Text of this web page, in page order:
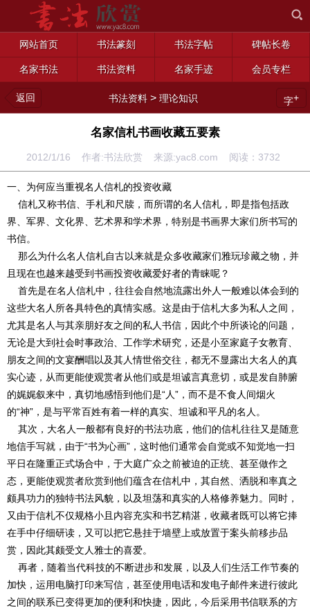
网站首页 书法篆刻 书法字帖 碑帖长卷
名家书法 书法资料 名家手迹 会员专栏
返回 书法资料 >理论知识 字+
名家信札书画收藏五要素
2012/1/16 作者:书法欣赏 来源:yac8.com 阅读： 3732
一、为何应当重视名人信札的投资收藏
信札又称书信、手札和尺牍，而所谓的名人信札，即是指包括政
界、军界、文化界、艺术界和学术界，特别是书画界大家们所书写的
书信。
那么为什么名人信札自古以来就是众多收藏家们雅玩珍藏之物，并
且现在也越来越受到书画投资收藏爱好者的青睐呢？
首先是在名人信札中，往往会自然地流露出外人一般难以体会到的
这些大名人所各具特色的真情实感。这是由于信札大多为私人之间，
尤其是名人与其亲朋好友之间的私人书信，因此个中所谈论的问题，
无论是大到社会时事政治、工作学术研究，还是小至家庭子女教育、
朋友之间的文宴酬唱以及其人情世俗交往，都无不显露出大名人的真
实心迹，从而更能使观赏者从他们或是坦诚言真意切，或是发自肺腑
的娓娓叙来中，真切地感悟到他们是“人”，而不是不食人间烟火
的“神”，是与平常百姓有着一样的真实、坦诚和平凡的名人。
其次，大名人一般都有良好的书法功底，他们的信札往往又是随意
地信手写就，由于“书为心画”，这时他们通常会自觉或不知觉地一扫
平日在隆重正式场合中，于大庭广众之前被迫的正统、甚至做作之
态，更能使观赏者欣赏到他们蕴含在信札中，其自然、洒脱和率真之
颇具功力的独特书法风貌，以及坦荡和真实的人格修养魅力。同时，
又由于信札不仅规格小且内容充实和书艺精湛，收藏者既可以将它捧
在手中仔细研读，又可以把它悬挂于墙壁上或放置于案头前移步品
赏，因此其颇受文人雅士的喜爱。
再者，随着当代科技的不断进步和发展，以及人们生活工作节奏的
加快，运用电脑打印来写信，甚至使用电话和发电子邮件来进行彼此
之间的联系已变得更加的便利和快捷，因此，今后采用书信联系的方